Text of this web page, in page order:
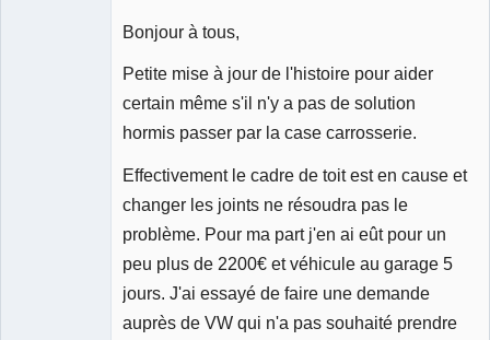
Bonjour à tous,
Petite mise à jour de l'histoire pour aider
certain même s'il n'y a pas de solution
hormis passer par la case carrosserie.
Effectivement le cadre de toit est en cause et
changer les joints ne résoudra pas le
problème. Pour ma part j'en ai eût pour un
peu plus de 2200€ et véhicule au garage 5
jours. J'ai essayé de faire une demande
auprès de VW qui n'a pas souhaité prendre